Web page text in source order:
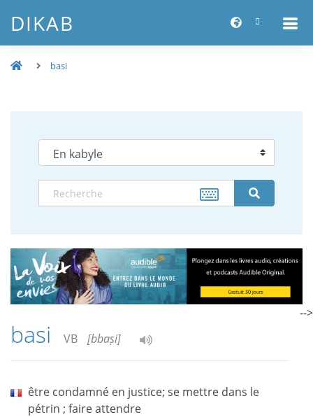
DIKAB
basi
basi VB [bbaṣi]
être condamné en justice; se mettre dans le
pétrin ; faire attendre
-->